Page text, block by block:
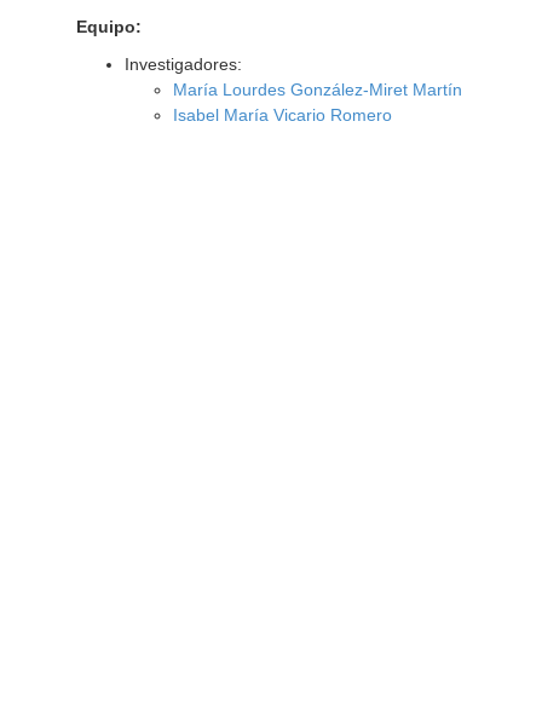
Equipo:
Investigadores:
María Lourdes González-Miret Martín
Isabel María Vicario Romero